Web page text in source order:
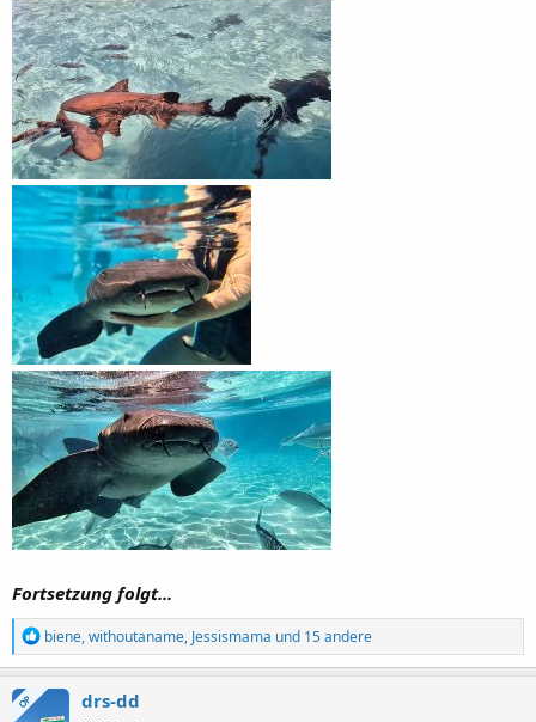
Fortsetzung folgt...
R
e
a
k
biene,withoutaname, Jessismama und 15 andere
OP drs-dd